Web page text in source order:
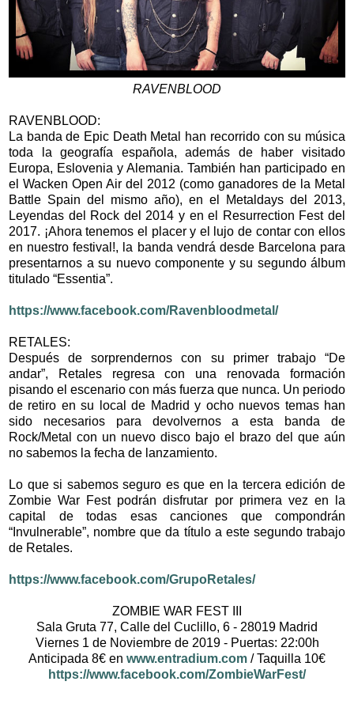
RAVENBLOOD
RAVENBLOOD:
La banda de Epic Death Metal han recorrido con su música
toda la geografía española, además de haber visitado
Europa, Eslovenia y Alemania. También han participado en
el Wacken Open Air del 2012 (como ganadores de la Metal
Battle Spain del mismo año), en el Metaldays del 2013,
Leyendas del Rock del 2014 y en el Resurrection Fest del
2017. ¡Ahora tenemos el placer y el lujo de contar con ellos
en nuestro festival!, la banda vendrá desde Barcelona para
presentarnos a su nuevo componente y su segundo álbum
titulado “Essentia”.
https://www.facebook.com/Ravenbloodmetal/
RETALES:
Después de sorprendernos con su primer trabajo “De
andar”, Retales regresa con una renovada formación
pisando el escenario con más fuerza que nunca. Un periodo
de retiro en su local de Madrid y ocho nuevos temas han
sido necesarios para devolvernos a esta banda de
Rock/Metal con un nuevo disco bajo el brazo del que aún
no sabemos la fecha de lanzamiento.
Lo que si sabemos seguro es que en la tercera edición de
Zombie War Fest podrán disfrutar por primera vez en la
capital de todas esas canciones que compondrán
“Invulnerable”, nombre que da título a este segundo trabajo
de Retales.
https://www.facebook.com/GrupoRetales/
ZOMBIE WAR FEST III
Sala Gruta 77, Calle del Cuclillo, 6 - 28019 Madrid
Viernes 1 de Noviembre de 2019 - Puertas: 22:00h
Anticipada 8€ en www.entradium.com / Taquilla 10€
https://www.facebook.com/ZombieWarFest/